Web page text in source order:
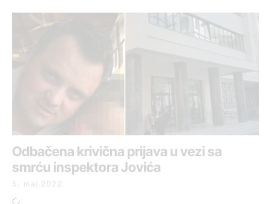
Odbačena krivična prijava u vezi sa
smrću inspektora Jovića
5. maj 2022.